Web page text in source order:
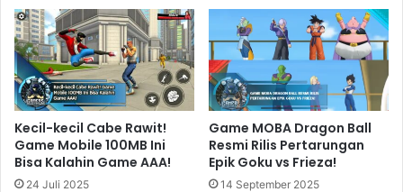
Kecil-kecil Cabe Rawit!
Game Mobile 100MB Ini
Bisa Kalahin Game AAA!
24 Juli 2025
Game MOBA Dragon Ball
Resmi Rilis Pertarungan
Epik Goku vs Frieza!
14 September 2025